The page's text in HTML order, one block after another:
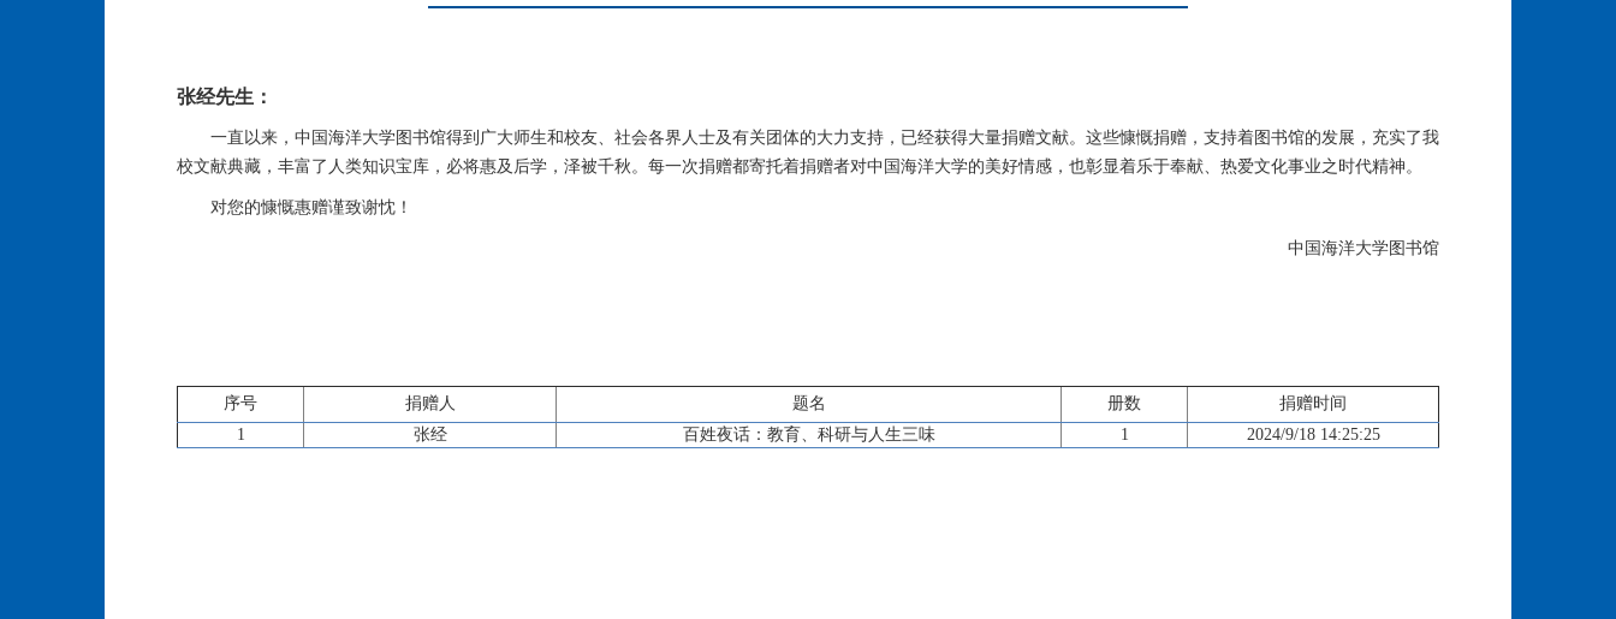
张经先生：
一直以来，中国海洋大学图书馆得到广大师生和校友、社会各界人士及有关团体的大力支持，已经获得大量捐赠文献。这些慷慨捐赠，支持着图书馆的发展，充实了我
校文献典藏，丰富了人类知识宝库，必将惠及后学，泽被千秋。每一次捐赠都寄托着捐赠者对中国海洋大学的美好情感，也彰显着乐于奉献、热爱文化事业之时代精神。
对您的慷慨惠赠谨致谢忱！
中国海洋大学图书馆
序号 捐赠人 题名 册数
捐赠时间
1
张经 百姓夜话：教育、科研与人生三味 1 2024/9/18 14:25:25